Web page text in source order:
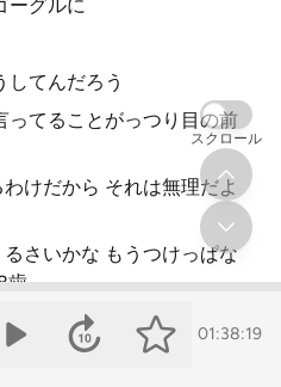
ーグルに
してんだろう
ってることがっつり目の前
けだから それは無理だよ
さいかな もうつけっぱな
歯
01:38:19
スクロール